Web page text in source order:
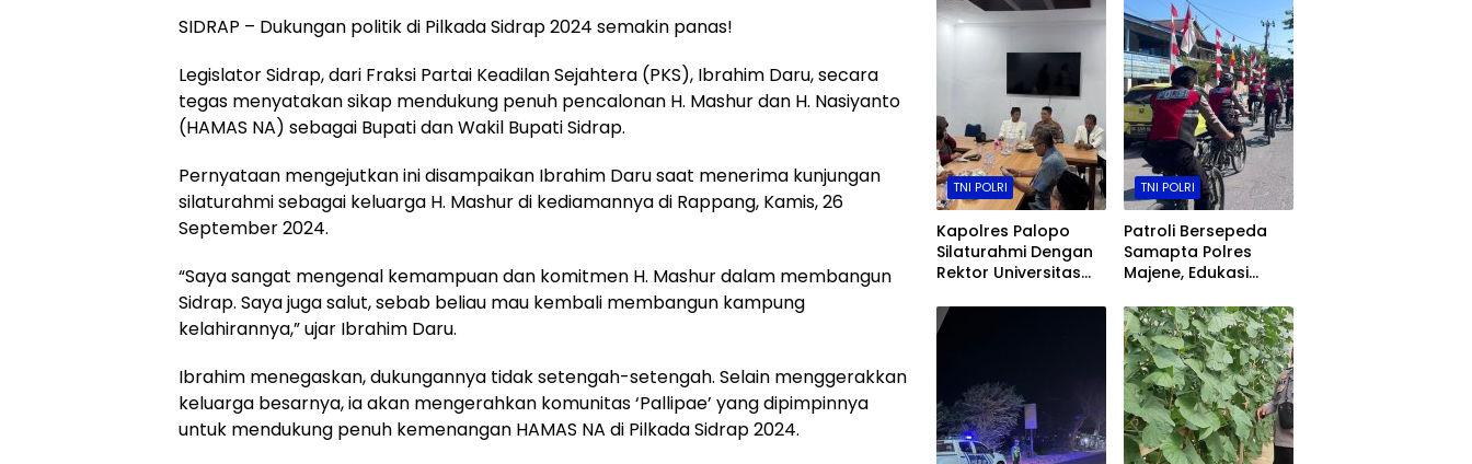
SIDRAP – Dukungan politik di Pilkada Sidrap 2024 semakin panas!
Legislator Sidrap, dari Fraksi Partai Keadilan Sejahtera (PKS), Ibrahim Daru, secara
tegas menyatakan sikap mendukung penuh pencalonan H. Mashur dan H. Nasiyanto
(HAMAS NA) sebagai Bupati dan Wakil Bupati Sidrap.
Pernyataan mengejutkan ini disampaikan Ibrahim Daru saat menerima kunjungan
silaturahmi sebagai keluarga H. Mashur di kediamannya di Rappang, Kamis, 26
September 2024.
“Saya sangat mengenal kemampuan dan komitmen H. Mashur dalam membangun
Sidrap. Saya juga salut, sebab beliau mau kembali membangun kampung
kelahirannya,” ujar Ibrahim Daru.
Ibrahim menegaskan, dukungannya tidak setengah-setengah. Selain menggerakkan
keluarga besarnya, ia akan mengerahkan komunitas ‘Pallipae’ yang dipimpinnya
untuk mendukung penuh kemenangan HAMAS NA di Pilkada Sidrap 2024.
TNI POLRI
Kapolres Palopo
Silaturahmi Dengan
Rektor Universitas
Perkuat Sinergi Polri
Dan Perguruan
TNI POLRI
Patroli Bersepeda
Samapta Polres
Majene, Edukasi
Rasa Aman Kepada
Warga